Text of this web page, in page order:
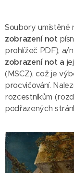
Soubory umístěné
zobrazení not
prohlížeč PDF), a/
zobrazení not a
(MSCZ), což je
procvičování.
rozcestníkům
podřazených